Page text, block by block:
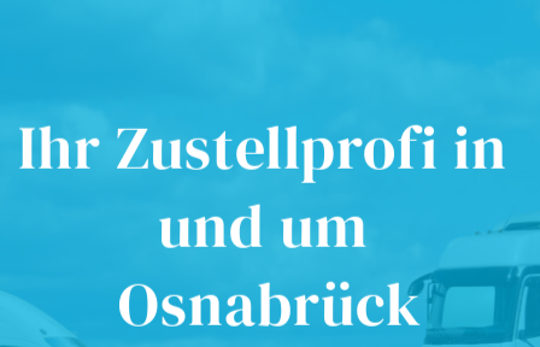
Ihr Zustellprofi in
und um
Osnabrück